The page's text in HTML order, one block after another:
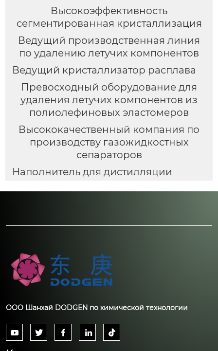
Высокоэффективность
сегментированная кристаллизация
Ведущий производственная линия
по удалению летучих компонентов
Ведущий кристаллизатор расплава
Превосходный оборудование для
удаления летучих компонентов из
полиолефиновых эластомеров
Высококачественный компания по
производству газожидкостных
сепараторов
Наполнитель для дистилляции
ООО Шанхай DODGEN по химической технологии
    